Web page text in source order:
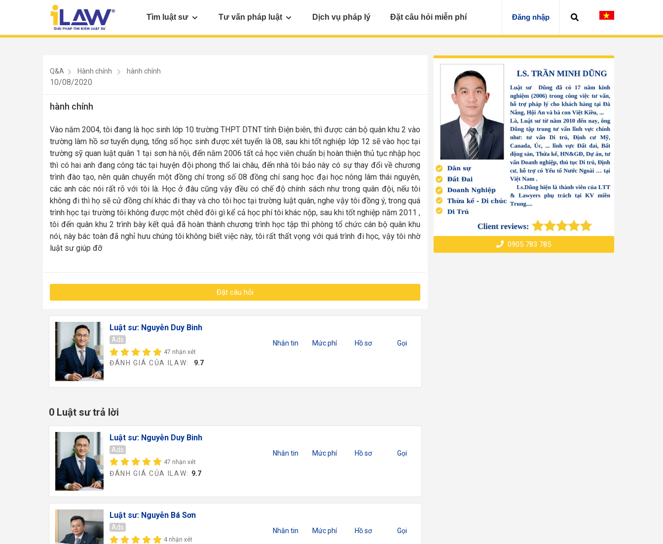
Tìm luật sư Tư vấn pháp luật Dịch vụ pháp lý Đặt câu hỏi miễn phí Đăng nhập
Q&A Hành chính hành chính
10/08/2020
hành chính
Vào năm 2004, tôi đang là học sinh lớp 10 trường THPT DTNT tỉnh Điện biên, thì được cán bộ quân khu 2 vào
trường làm hồ sơ tuyển dụng, tổng số học sinh được xét tuyển là 08, sau khi tốt nghiệp lớp 12 sẽ vào học tại
trường sỹ quan luật quân 1 tại sơn hà nội, đến năm 2006 tất cả học viên chuẩn bị hoàn thiện thủ tục nhập học
thì có hai anh đang công tác tại huyện đội phong thổ lai châu, đến nhà tôi bảo này có sự thay đổi về chương
trình đào tạo, nên quân chuyển một đồng chí trong số 08 đồng chí sang học đại học nông lâm thái nguyên,
các anh các nói rất rõ với tôi là. Học ở đâu cũng vậy đều có chế độ chính sách như trong quân đội, nếu tôi
không đi thì họ sẽ cử đồng chí khác đi thay và cho tôi học tại trường luật quân, nghe vậy tôi đồng ý, trong quá
trình học tại trường tôi không được một chêd đôi gì kể cả học phí tôi khác nộp, sau khi tốt nghiệp năm 2011 ,
tôi đến quân khu 2 trình bày kết quả đã hoàn thành chương trình học tập thì phòng tổ chức cán bộ quân khu
nói, này bác toàn đã nghỉ hưu chúng tôi không biết việc này, tôi rất thất vọng với quá trình đi học, vậy tôi nhờ
luật sư giúp đỡ
Đặt câu hỏi
Luật sư: Nguyễn Duy Binh
Ads
47 nhận xét
ĐÁNH GIÁ CỦA ILAW: 9.7
Nhắn tin Mức phí Hồ sơ Gọi
0 Luật sư trả lời
Luật sư: Nguyễn Duy Binh
Ads
47 nhận xét
ĐÁNH GIÁ CỦA ILAW: 9.7
Nhắn tin Mức phí Hồ sơ Gọi
Luật sư: Nguyễn Bá Sơn
Ads
4 nhận xét
Nhắn tin Mức phí Hồ sơ Gọi
0905 783 785